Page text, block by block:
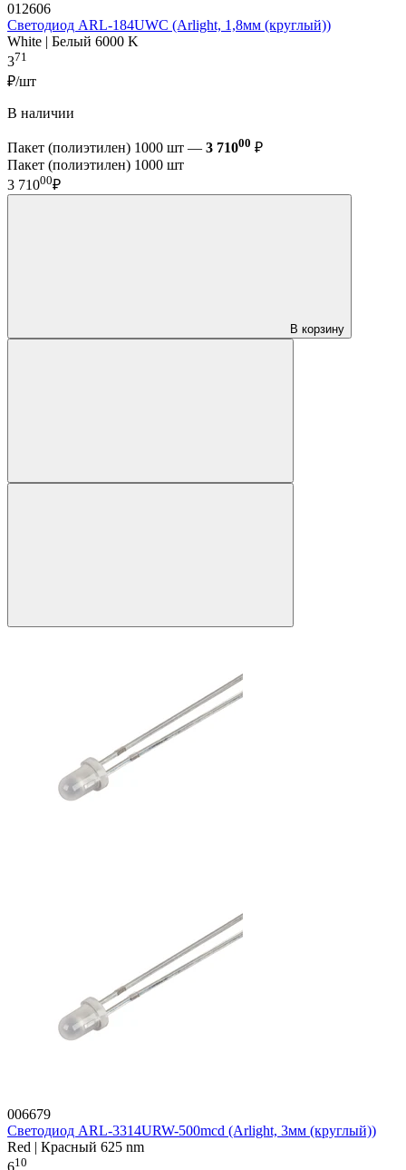
012606
Светодиод ARL-184UWC (Arlight, 1,8мм (круглый))
White | Белый 6000 K
371
₽/шт
В наличии
Пакет (полиэтилен) 1000 шт — 3 71000 ₽
Пакет (полиэтилен) 1000 шт
3 71000₽
В корзину
006679
Светодиод ARL-3314URW-500mcd (Arlight, 3мм (круглый))
Red | Красный 625 nm
10